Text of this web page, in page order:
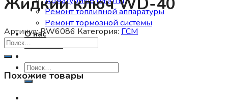
Ремонт топливной аппаратуры
Ремонт тормозной системы
О нас
Контакты
Искать:
Артикул:RW6086 Категория: ГСМ
Похожие товары